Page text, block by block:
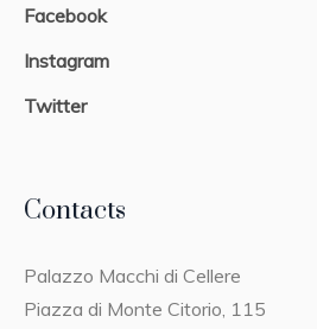
Facebook
Instagram
Twitter
Contacts
Palazzo Macchi di Cellere
Piazza di Monte Citorio, 115